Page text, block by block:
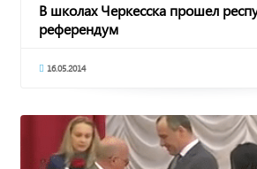
В школах Черкесска прошел
референдум
16.05.2014